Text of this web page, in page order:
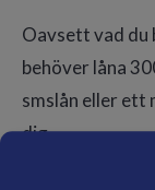
Oavsett vad du
behöver låna
smslån eller
dig.
Det alla dessa